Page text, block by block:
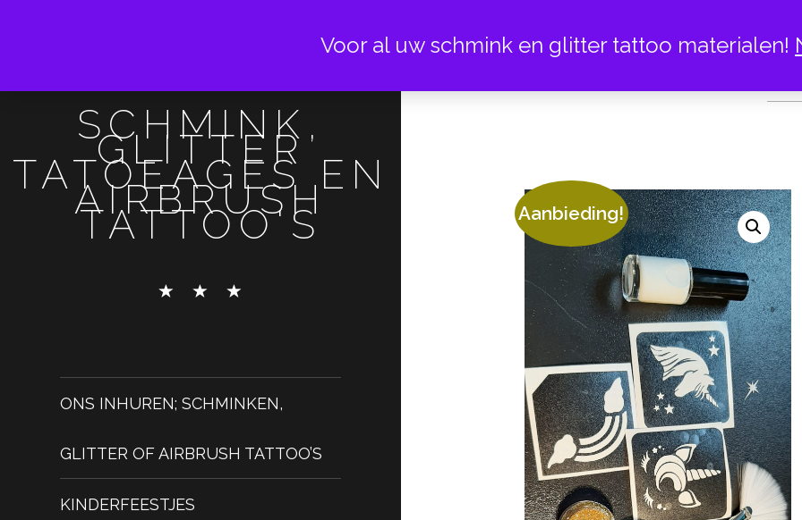
SCHMINK,
GLITTER
TATOEAGES EN
AIRBRUSH
TATTOO'S
ONS INHUREN; SCHMINKEN,
GLITTER OF AIRBRUSH TATTOO’S
KINDERFEESTJES
GLITTER
Aanbieding!
Voor al uw schmink en glitter tattoo materialen!